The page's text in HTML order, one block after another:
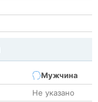
Мужчина
Не указано